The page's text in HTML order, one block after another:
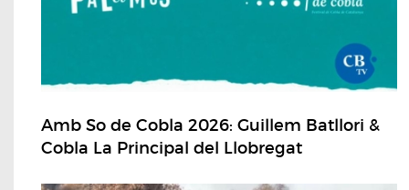
Amb So de Cobla 2026: Guillem Batllori &
Cobla La Principal del Llobregat